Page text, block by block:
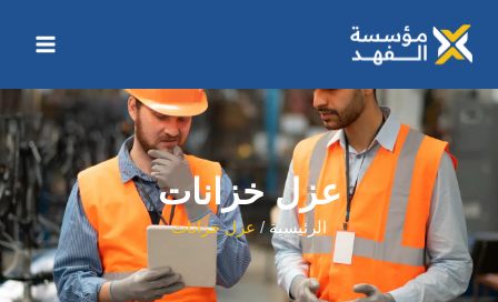
المحتوى
عزل خزانات
الرئيسية عزل خزانات
المقالات